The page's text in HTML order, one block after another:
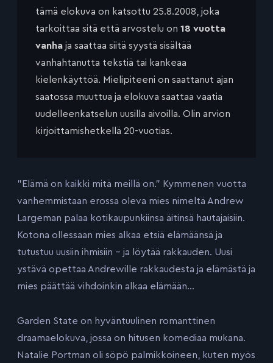
tämä elokuva on katsottu 25.8.2008, joka
tarkoittaa sitä että arvostelu on 18 vuotta
vanha ja saattaa siitä syystä sisältää
vanhahtanutta tekstiä tai kankeaa
kielenkäyttöä. Mielipiteeni on saattanut ajan
saatossa muuttua ja elokuva saattaa vaatia
uudelleenkatselun uusilla aivoilla. Olin arvion
kirjoittamishetkellä 20-vuotias.
”Elämä on kaikki mitä meillä on.” Kymmenen vuotta
vanhemmistaan erossa oleva mies nimeltä Andrew
Largeman palaa kotikaupunkiinsa äitinsä hautajaisiin.
Kotona ollessaan mies alkaa etsiä elämäänsä ja
tutustuu uusiin ihmisiin – ja löytää rakkauden. Uusi
ystävä opettaa Andrewille rakkaudesta ja elämästä ja
mies päättää vihdoinkin alkaa elämään…
Garden State on hyväntuulinen romanttinen
draamaelokuva, jossa on hitusen komediaa mukana.
Natalie Portman oli söpö palmikkoineen, kuten myös